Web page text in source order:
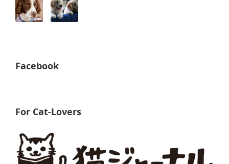
Facebook
For Cat-Lovers